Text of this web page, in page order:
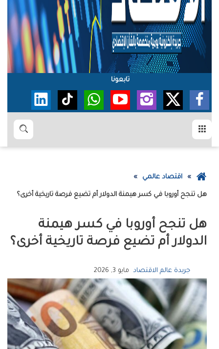
تابعونا
بحث
عودة
الرئيسية
اقتصاد عالمي
هل‭ ‬تنجح‭ ‬أوروبا‭ ‬في‭ ‬كسر‭ ‬هيمنة‭ ‬الدولار‭ ‬أم‭ ‬تضيع‭ ‬فرصة‭ ‬تاريخية‭ ‬أخرى؟
‬الدولار‭ ‬أم‭ ‬تضيع‭ ‬فرصة‭ ‬تاريخية‭ ‬أخرى؟
جريدة عالم الاقتصاد مايو 3, 2026